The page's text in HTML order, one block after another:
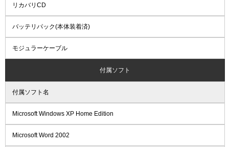
リカバリCD
バッテリパック(本体装着済)
モジュラーケーブル
付属ソフト
付属ソフト名
Microsoft Windows XP Home Edition
Microsoft Word 2002